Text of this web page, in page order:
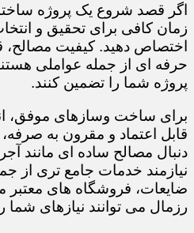
اگر قصد شروع یک پروژه
زمان کافی برای تحقیق و
اختصاص دهید. کیفیت
حرفه ای از جمله عواملی
پروژه شما را تضمین کنند.
برای ساخت وسازهای موفق،
قابل اعتماد و مقرون به صرفه،
دنبال مصالح ساده ای مانند
نیازمند خدمات جامع تری از
ضایعات، فروشگاه های معتبر
رزمال می توانند نیازهای شما